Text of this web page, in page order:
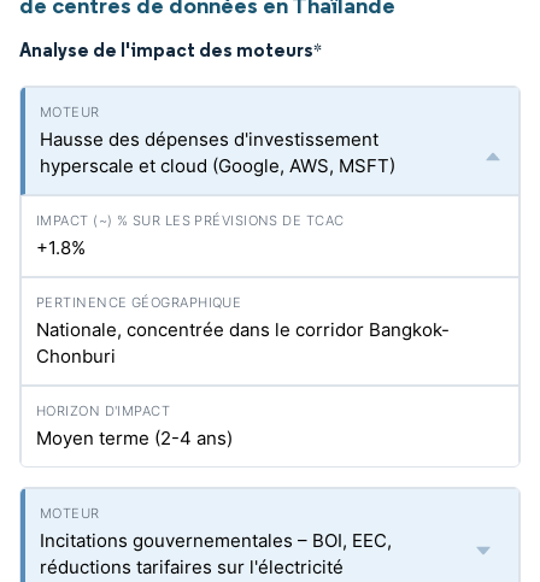
Analyse de l'impact des moteurs*
Hausse des dépenses d'investissement
hyperscale et cloud (Google, AWS, MSFT)
+1.8%
Nationale, concentrée dans le corridor Bangkok-
Chonburi
Moyen terme (2-4 ans)
Incitations gouvernementales – BOI, EEC,
réductions tarifaires sur l'électricité